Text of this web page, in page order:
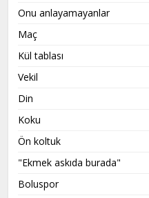
Onu anlayamayanlar
Maç
Kül tablası
Vekil
Din
Koku
Ön koltuk
"Ekmek askıda burada"
Boluspor